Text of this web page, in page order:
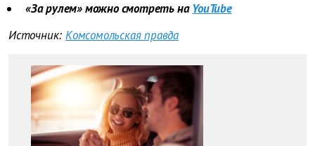
«За рулем» можно смотреть на YouTube
Источник: Комсомольская правда